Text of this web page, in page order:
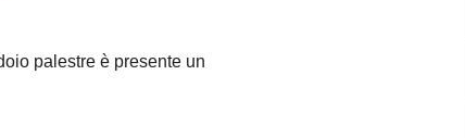
palestre è presente un